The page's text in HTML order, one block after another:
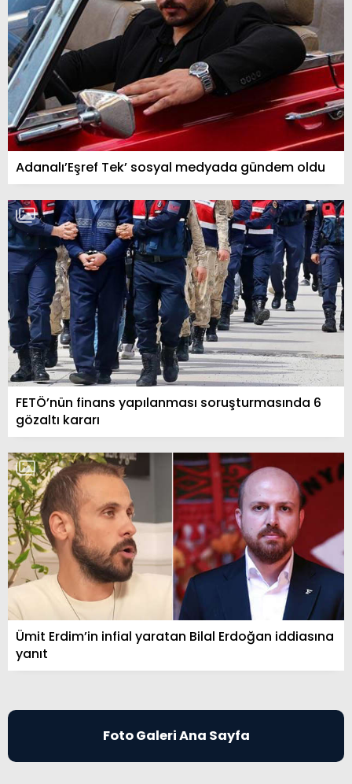
Adanalı’Eşref Tek’ sosyal medyada gündem oldu
FETÖ’nün finans yapılanması soruşturmasında 6
gözaltı kararı
Ümit Erdim’in infial yaratan Bilal Erdoğan iddiasına
yanıt
Foto Galeri Ana Sayfa